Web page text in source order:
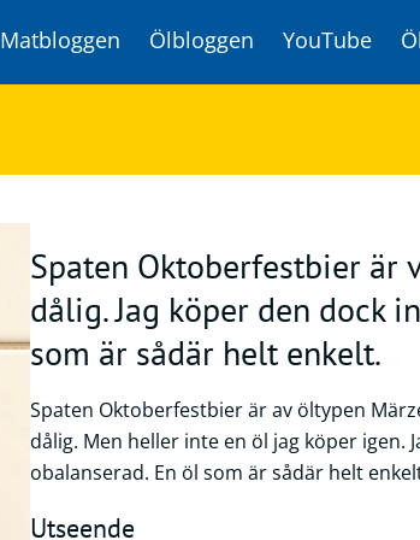
Matbloggen Ölbloggen YouTube
Spaten Oktoberfestbier är
dålig. Jag köper den dock
som är sådär helt enkelt.
Spaten Oktoberfestbier är av öltypen
dålig. Men heller inte en öl jag köper igen.
obalanserad. En öl som är sådär helt
Utseende